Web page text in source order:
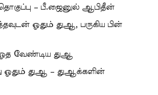
– பீ.ஜைனுல் ஆபிதீன்
ஓதும் துஆ, பருகிய பின்
ஓத வேண்டிய துஆ
ஓதும் துஆ – துஆக்களின்